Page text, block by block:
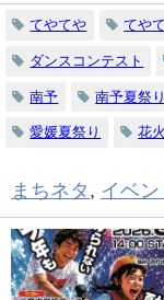
てやてや てや
ダンスコンテスト
南予 南予夏祭り
愛媛夏祭り 花
まちネタ , イベン